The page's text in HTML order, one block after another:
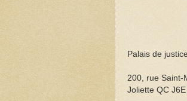
Palais de
200, rue Saint-
Joliette QC